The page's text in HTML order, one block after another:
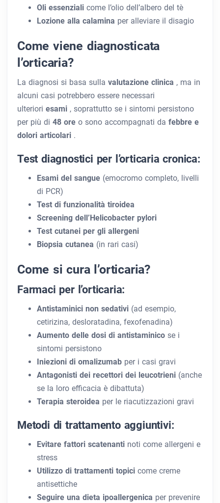
Oli essenziali come l’olio dell’albero del tè
Lozione alla calamina per alleviare il disagio
Come viene diagnosticata
l’orticaria?
La diagnosi si basa sulla valutazione clinica , ma in
alcuni casi potrebbero essere necessari
ulteriori esami , soprattutto se i sintomi persistono
per più di 48 ore o sono accompagnati da febbre e
dolori articolari .
Test diagnostici per l’orticaria cronica:
Esami del sangue (emocromo completo, livelli
di PCR)
Test di funzionalità tiroidea
Screening dell’Helicobacter pylori
Test cutanei per gli allergeni
Biopsia cutanea (in rari casi)
Come si cura l’orticaria?
Farmaci per l’orticaria:
Antistaminici non sedativi (ad esempio,
cetirizina, desloratadina, fexofenadina)
Aumento delle dosi di antistaminico se i
sintomi persistono
Iniezioni di omalizumab per i casi gravi
Antagonisti dei recettori dei leucotrieni (anche
se la loro efficacia è dibattuta)
Terapia steroidea per le riacutizzazioni gravi
Metodi di trattamento aggiuntivi:
Evitare fattori scatenanti noti come allergeni e
stress
Utilizzo di trattamenti topici come creme
antisettiche
Seguire una dieta ipoallergenica per prevenire